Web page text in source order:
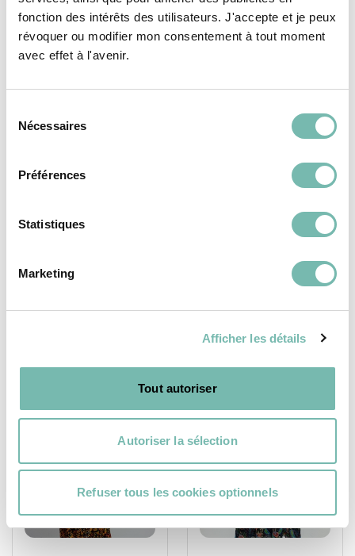
fonction des intérêts des utilisateurs. J'accepte et je peux
révoquer ou modifier mon consentement à tout moment
avec effet à l'avenir.
Nécessaires
Préférences
Statistiques
Marketing
Afficher les détails
Tout autoriser
Autoriser la sélection
Refuser tous les cookies optionnels
VÊTEMENTS
Robe En Velours
Hauts
VÊTEMENTS
Robe Courte Fluide
LES PETITS RIENS ASBL
VÊTEMENTS
VÊTEMENTS